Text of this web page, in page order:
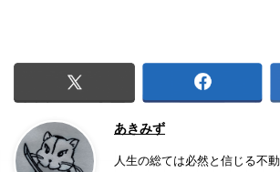
あきみず
人生の総ては必然と信じる不